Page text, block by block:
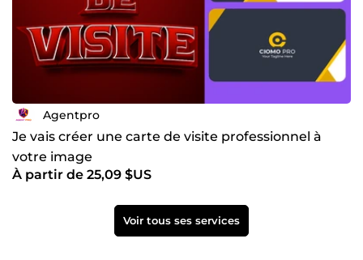
Agentpro
Je vais créer une carte de visite professionnel à
votre image
À partir de 25,09 $US
Voir tous ses services